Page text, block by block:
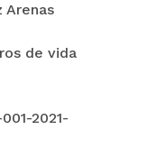
Arenas
de vida
2021-